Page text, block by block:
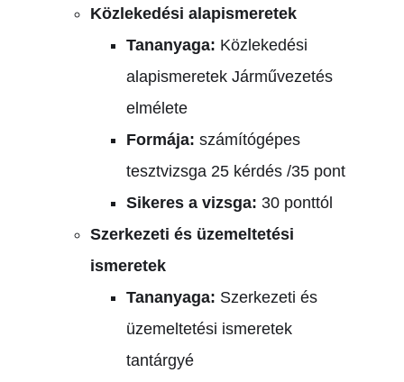
Közlekedési alapismeretek
Tananyaga: Közlekedési
alapismeretek Járművezetés
elmélete
Formája: számítógépes
tesztvizsga 25 kérdés /35 pont
Sikeres a vizsga: 30 ponttól
Szerkezeti és üzemeltetési
ismeretek
Tananyaga: Szerkezeti és
üzemeltetési ismeretek
tantárgyé